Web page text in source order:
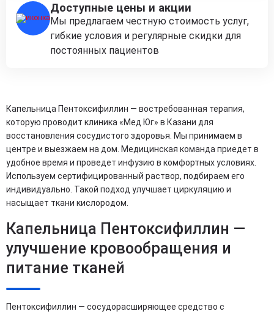
Доступные цены и акции
Мы предлагаем честную стоимость услуг,
гибкие условия и регулярные скидки для
постоянных пациентов
Капельница Пентоксифиллин — востребованная терапия,
которую проводит клиника «Мед Юг» в Казани для
восстановления сосудистого здоровья. Мы принимаем в
центре и выезжаем на дом. Медицинская команда приедет в
удобное время и проведет инфузию в комфортных условиях.
Используем сертифицированный раствор, подбираем его
индивидуально. Такой подход улучшает циркуляцию и
насыщает ткани кислородом.
Капельница Пентоксифиллин —
улучшение кровообращения и
питание тканей
Пентоксифиллин — сосудорасширяющее средство с